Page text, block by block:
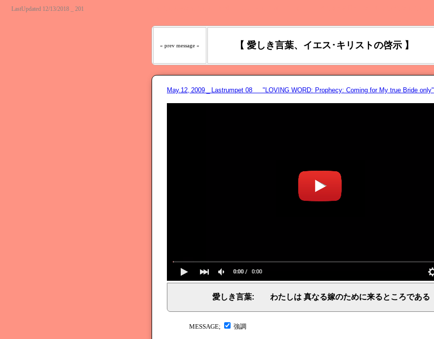
LastUpdated 12/13/2018 _ 201
« prev message « 【 愛しき言葉、イエス･キリストの啓示 】
May.12, 2009 _ Lastrumpet 08 "LOVING WORD: Prophecy: Coming for My true Bride only"
愛しき言葉: わたしは 真なる嫁のために来るところである
MESSAGE; 強調